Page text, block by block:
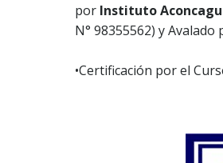
por Instituto
N° 98355562) y
•Certificación por el